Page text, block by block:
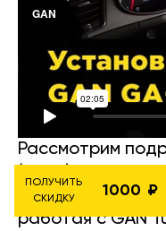
Рассмотрим
(2009) 1.4 TDI
с большим
работая с GÄN
ПОЛУЧИТЬ
СКИДКУ
1000